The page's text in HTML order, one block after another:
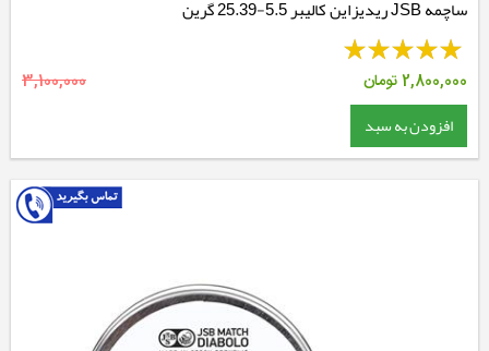
ساچمه JSB ریدیزاین کالیبر 5.5-25.39 گرین
2,800,000تومان 3,100,000
افزودن به سبد